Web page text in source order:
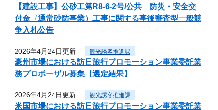
【建設工事】公砂工第R8-6-2号/公共 防災・安全交
付金（通常砂防事業）工事に関する事後審査型一般競
争入札公告
2026年4月24日更新 観光誘客推進課
豪州市場における訪日旅行プロモーション事業委託業
務プロポーザル募集【選定結果】
2026年4月24日更新 観光誘客推進課
米国市場における訪日旅行プロモーション事業委託業